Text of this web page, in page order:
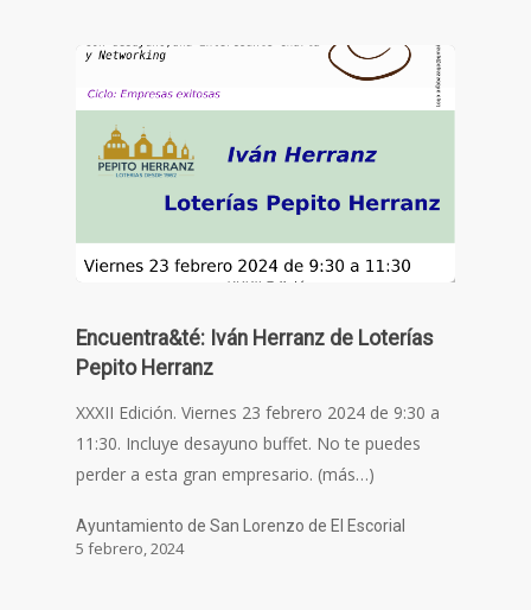
Encuentra&té: Iván Herranz de Loterías
Pepito Herranz
XXXII Edición. Viernes 23 febrero 2024 de 9:30 a
11:30. Incluye desayuno buffet. No te puedes
perder a esta gran empresario. (más…)
Ayuntamiento de San Lorenzo de El Escorial
5 febrero, 2024